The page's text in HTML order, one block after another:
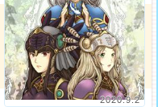
2020.9.2